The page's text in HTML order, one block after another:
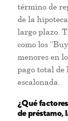
término de
de la
largo plazo.
como los
menores en
pago total
escalonada.
¿Qué
de préstamo,